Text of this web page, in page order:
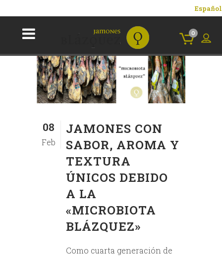
Español
0
08
Feb
JAMONES CON
SABOR, AROMA Y
TEXTURA
ÚNICOS DEBIDO
A LA
«MICROBIOTA
BLÁZQUEZ»
Como cuarta generación de